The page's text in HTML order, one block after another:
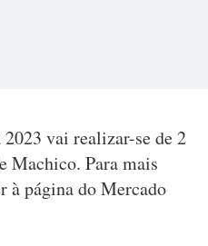
vai realizar-se de 2
Machico. Para mais
à página do Mercado